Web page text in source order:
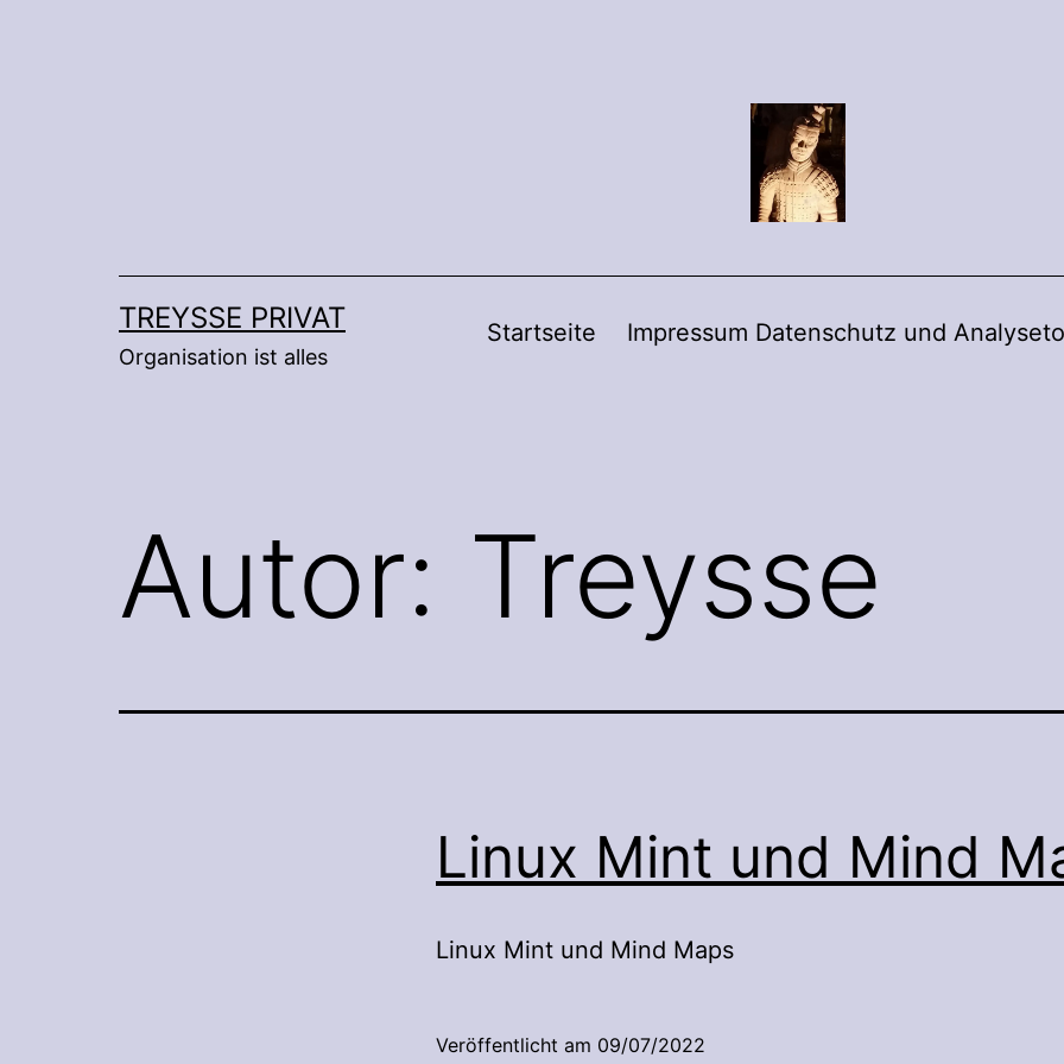
TREYSSE PRIVAT
Organisation ist alles
Startseite Impressum Datenschutz und
Autor: Treysse
Linux Mint und Mind
Linux Mint und Mind Maps
Veröffentlicht am 09/07/2022